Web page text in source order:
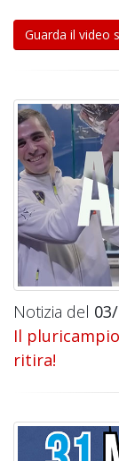
Guarda il video
Notizia del
Il
ritira!